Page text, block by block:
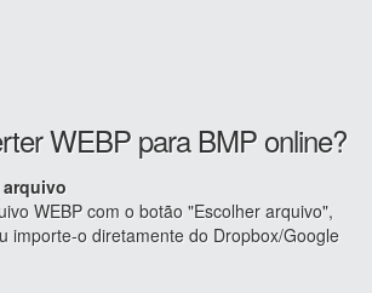
WEBP para BMP online?
arquivo
WEBP com o botão "Escolher arquivo",
importe-o diretamente do Dropbox/Google